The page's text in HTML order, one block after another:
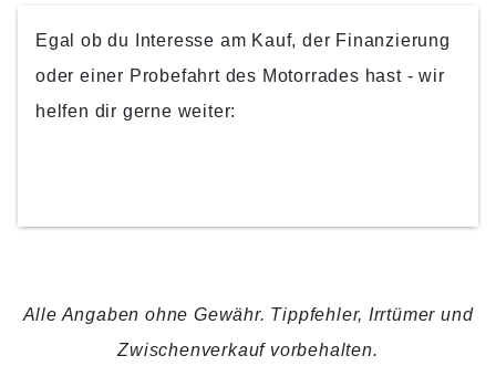
Egal ob du Interesse am Kauf, der Finanzierung
oder einer Probefahrt des Motorrades hast - wir
helfen dir gerne weiter:
Alle Angaben ohne Gewähr. Tippfehler, Irrtümer und
Zwischenverkauf vorbehalten.